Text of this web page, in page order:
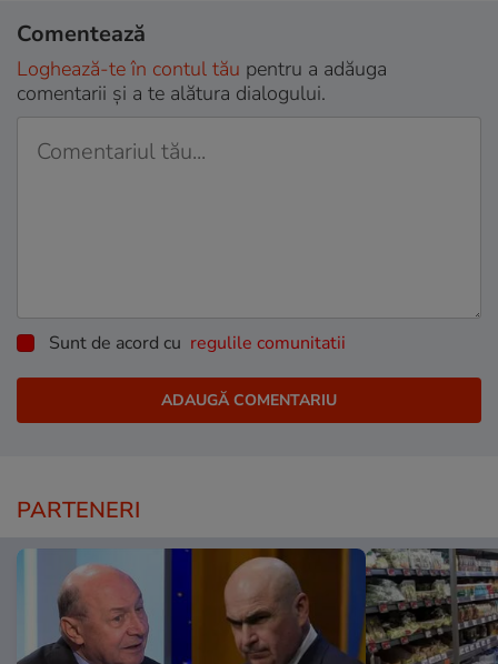
Comentează
Loghează-te în contul tău pentru a adăuga
comentarii și a te alătura dialogului.
Sunt de acord cu regulile comunitatii
PARTENERI